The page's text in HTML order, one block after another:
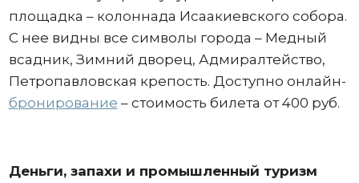
площадка – колоннада Исаакиевского собора.
С нее видны все символы города – Медный
всадник, Зимний дворец, Адмиралтейство,
Петропавловская крепость. Доступно онлайн-
бронирование – стоимость билета от 400 руб.
Деньги, запахи и промышленный туризм